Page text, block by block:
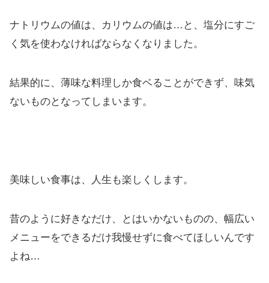
ナトリウムの値は、カリウムの値は…と、塩分にすご
く気を使わなければならなくなりました。
結果的に、薄味な料理しか食ベることができず、味気
ないものとなってしまいます。
美味しい食事は、人生も楽しくします。
昔のように好きなだけ、とはいかないものの、幅広い
メニューをできるだけ我慢せずに食べてほしいんです
よね…